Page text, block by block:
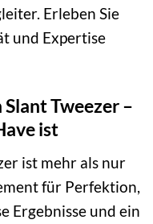
Erleben Sie
und Expertise
Tweezer –
ist
ist mehr als nur
für Perfektion,
Ergebnisse und ein